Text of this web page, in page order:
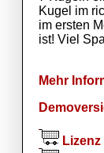
Kugel im
im ersten
ist! Viel
Mehr